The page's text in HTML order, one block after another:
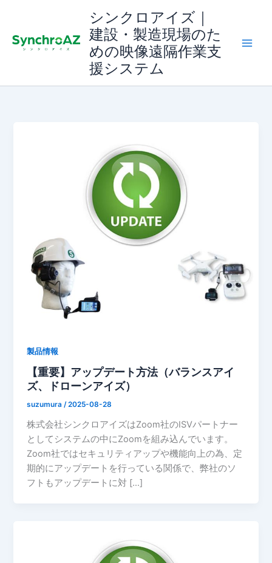
シンクロアイズ｜
建設・製造現場のた
めの映像遠隔作業支
援システム
製品情報
【重要】アップデート方法（バランスアイ
ズ、ドローンアイズ）
suzumura/2025-08-28
株式会社シンクロアイズはZoom社のISVパートナー
としてシステムの中にZoomを組み込んでいます。
Zoom社ではセキュリティアップや機能向上の為、定
期的にアップデートを行っている関係で、弊社のソ
フトもアップデートに対 […]